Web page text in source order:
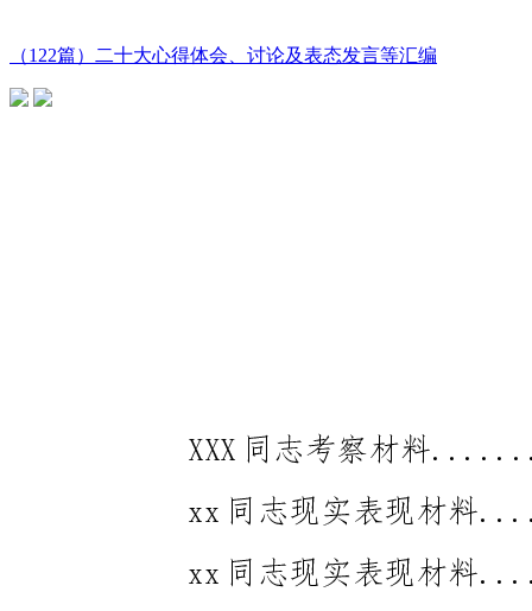
（122篇）二十大心得体会、讨论及表态发言等汇编